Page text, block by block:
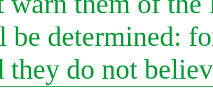
determined:
they do not